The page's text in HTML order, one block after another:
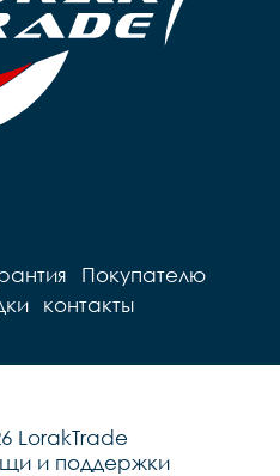
Покупателю
контакты
LorakTrade
и поддержки